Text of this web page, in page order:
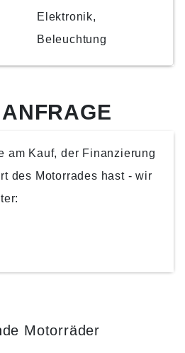
Elektronik,
Beleuchtung
am Kauf, der Finanzierung
des Motorrades hast - wir
Motorräder